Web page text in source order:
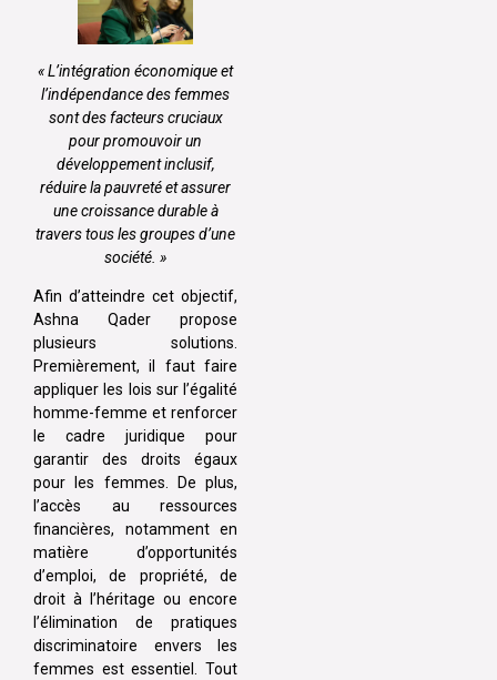
« L’intégration économique et
l’indépendance des femmes
sont des facteurs cruciaux
pour promouvoir un
développement inclusif,
réduire la pauvreté et assurer
une croissance durable à
travers tous les groupes d’une
société. »
Afin d’atteindre cet objectif,
Ashna Qader propose
plusieurs solutions.
Premièrement, il faut faire
appliquer les lois sur l’égalité
homme-femme et renforcer
le cadre juridique pour
garantir des droits égaux
pour les femmes. De plus,
l’accès au ressources
financières, notamment en
matière d’opportunités
d’emploi, de propriété, de
droit à l’héritage ou encore
l’élimination de pratiques
discriminatoire envers les
femmes est essentiel. Tout